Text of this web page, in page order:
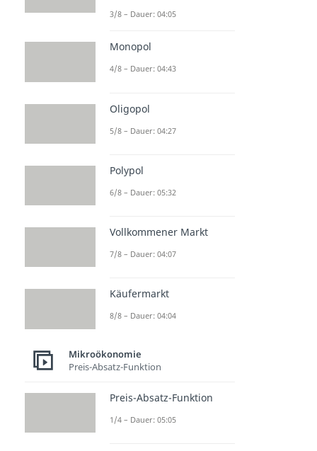
3/8 – Dauer: 04:05
Monopol
4/8 – Dauer: 04:43
Oligopol
5/8 – Dauer: 04:27
Polypol
6/8 – Dauer: 05:32
Vollkommener Markt
7/8 – Dauer: 04:07
Käufermarkt
8/8 – Dauer: 04:04
Mikroökonomie
Preis-Absatz-Funktion
Preis-Absatz-Funktion
1/4 – Dauer: 05:05